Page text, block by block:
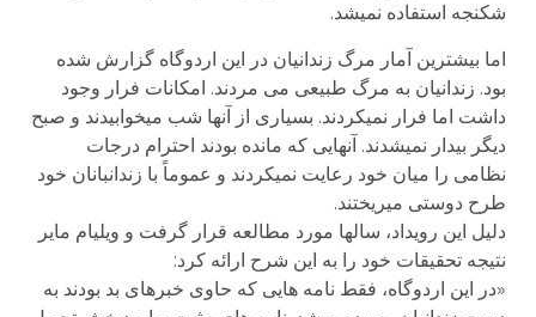
شکنجه استفاده نمیشد.
اما بیشترین آمار مرگ زندانیان در این اردوگاه گزارش شده
بود. زندانیان به مرگ طبیعی می مردند. امکانات فرار وجود
داشت اما فرار نمیکردند. بسیاری از آنها شب میخوابیدند و صبح
دیگر بیدار نمیشدند. آنهایی که مانده بودند احترام درجات
نظامی را میان خود رعایت نمیکردند و عموماً با زندانبانان خود
طرح دوستی میریختند.
دلیل این رویداد، سالها مورد مطالعه قرار گرفت و ویلیام مایر
نتیجه تحقیقات خود را به این شرح ارائه کرد:
«در این اردوگاه، فقط نامه هایی که حاوی خبرهای بد بودند به